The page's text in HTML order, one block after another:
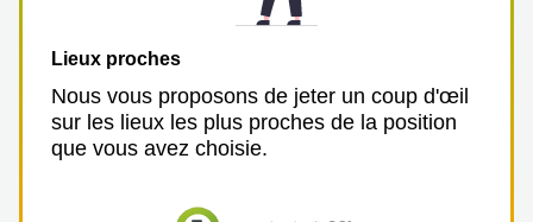
Lieux proches
Nous vous proposons de jeter un coup d'œil
sur les lieux les plus proches de la position
que vous avez choisie.